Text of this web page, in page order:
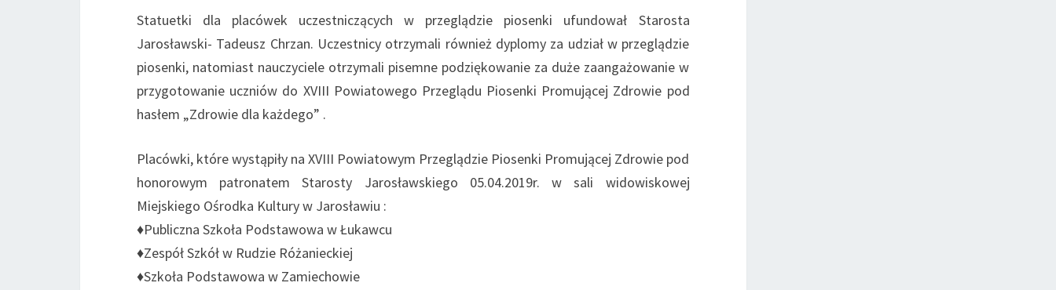
Statuetki dla placówek uczestniczących w przeglądzie piosenki ufundował Starosta
Jarosławski- Tadeusz Chrzan. Uczestnicy otrzymali również dyplomy za udział w przeglądzie
piosenki, natomiast nauczyciele otrzymali pisemne podziękowanie za duże zaangażowanie w
przygotowanie uczniów do XVIII Powiatowego Przeglądu Piosenki Promującej Zdrowie pod
hasłem „Zdrowie dla każdego” .
Placówki, które wystąpiły na XVIII Powiatowym Przeglądzie Piosenki Promującej Zdrowie pod
honorowym patronatem Starosty Jarosławskiego 05.04.2019r. w sali widowiskowej
Miejskiego Ośrodka Kultury w Jarosławiu :
♦Publiczna Szkoła Podstawowa w Łukawcu
♦Zespół Szkół w Rudzie Różanieckiej
♦Szkoła Podstawowa w Zamiechowie